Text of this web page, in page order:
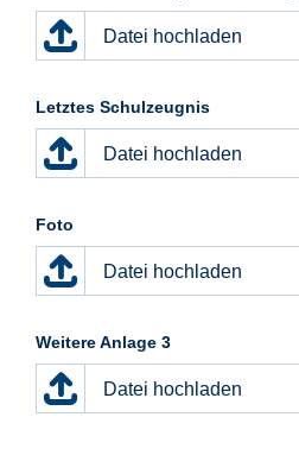
Datei hochladen
Letztes Schulzeugnis
Datei hochladen
Foto
Datei hochladen
Weitere Anlage 3
Datei hochladen